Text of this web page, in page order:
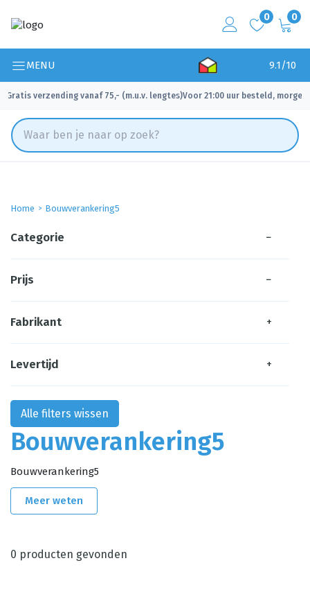
0 0
MENU 9.1/10
Gratis verzending vanaf 75,- (m.u.v. lengtes)
✓ Voor 21:00 uur besteld, morgen
Home Bouwverankering5
Bouwverankering5
Bouwverankering5
Meer weten
0 producten gevonden
Categorie −
Prijs −
Fabrikant +
Levertijd +
Alle filters wissen